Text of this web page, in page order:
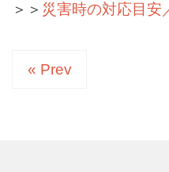
＞＞ 災害時の対応目安
« Prev